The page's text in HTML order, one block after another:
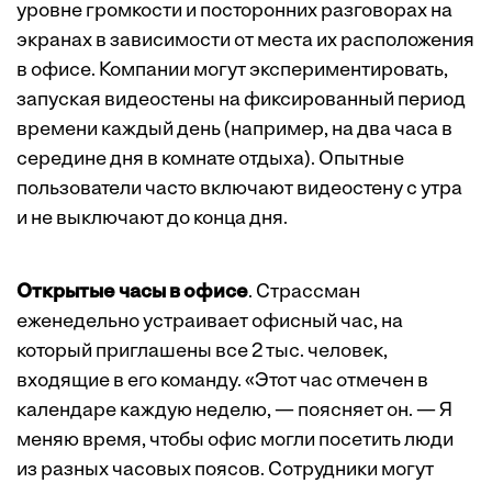
уровне громкости и посторонних разговорах на
экранах в зависимости от места их расположения
в офисе. Компании могут экспериментировать,
запуская видеостены на фиксированный период
времени каждый день (например, на два часа в
середине дня в комнате отдыха). Опытные
пользователи часто включают видеостену с утра
и не выключают до конца дня.
Открытые часы в офисе. Страссман
еженедельно устраивает офисный час, на
который приглашены все 2 тыс. человек,
входящие в его команду. «Этот час отмечен в
календаре каждую неделю, — поясняет он. — Я
меняю время, чтобы офис могли посетить люди
из разных часовых поясов. Сотрудники могут